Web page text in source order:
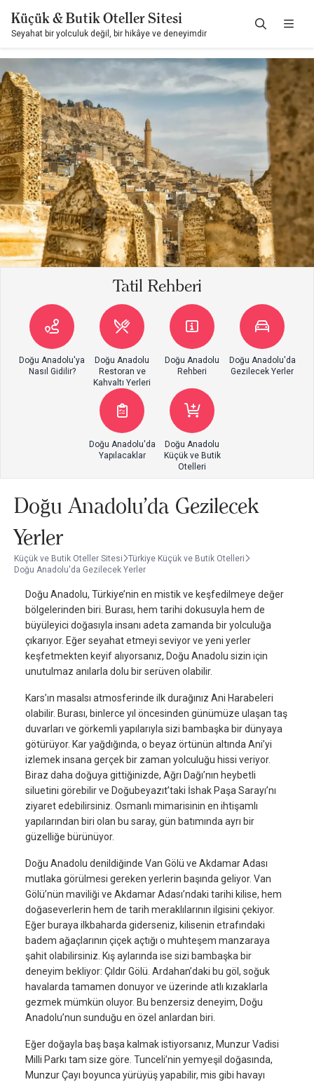
Küçük & Butik Oteller Sitesi
Seyahat bir yolculuk değil, bir hikâye ve deneyimdir
Tatil Rehberi
Doğu Anadolu'ya
Nasıl Gidilir?
Doğu Anadolu
Restoran ve
Kahvaltı Yerleri
Doğu Anadolu
Rehberi
Doğu Anadolu'da
Gezilecek Yerler
Doğu Anadolu'da
Yapılacaklar
Doğu Anadolu
Küçük ve Butik
Otelleri
Doğu Anadolu'da Gezilecek
Yerler
Küçük ve Butik Oteller Sitesi
Türkiye Küçük ve Butik Otelleri
Doğu Anadolu'da Gezilecek Yerler
Doğu Anadolu, Türkiye’nin en mistik ve keşfedilmeye değer
bölgelerinden biri. Burası, hem tarihi dokusuyla hem de
büyüleyici doğasıyla insanı adeta zamanda bir yolculuğa
çıkarıyor. Eğer seyahat etmeyi seviyor ve yeni yerler
keşfetmekten keyif alıyorsanız, Doğu Anadolu sizin için
unutulmaz anılarla dolu bir serüven olabilir.
Kars’ın masalsı atmosferinde ilk durağınız Ani Harabeleri
olabilir. Burası, binlerce yıl öncesinden günümüze ulaşan taş
duvarları ve görkemli yapılarıyla sizi bambaşka bir dünyaya
götürüyor. Kar yağdığında, o beyaz örtünün altında Ani’yi
izlemek insana gerçek bir zaman yolculuğu hissi veriyor.
Biraz daha doğuya gittiğinizde, Ağrı Dağı’nın heybetli
siluetini görebilir ve Doğubeyazıt’taki İshak Paşa Sarayı’nı
ziyaret edebilirsiniz. Osmanlı mimarisinin en ihtişamlı
yapılarından biri olan bu saray, gün batımında ayrı bir
güzelliğe bürünüyor.
Doğu Anadolu denildiğinde Van Gölü ve Akdamar Adası
mutlaka görülmesi gereken yerlerin başında geliyor. Van
Gölü’nün maviliği ve Akdamar Adası’ndaki tarihi kilise, hem
doğaseverlerin hem de tarih meraklılarının ilgisini çekiyor.
Eğer buraya ilkbaharda giderseniz, kilisenin etrafındaki
badem ağaçlarının çiçek açtığı o muhteşem manzaraya
şahit olabilirsiniz. Kış aylarında ise sizi bambaşka bir
deneyim bekliyor: Çıldır Gölü. Ardahan’daki bu göl, soğuk
havalarda tamamen donuyor ve üzerinde atlı kızaklarla
gezmek mümkün oluyor. Bu benzersiz deneyim, Doğu
Anadolu’nun sunduğu en özel anlardan biri.
Eğer doğayla baş başa kalmak istiyorsanız, Munzur Vadisi
Milli Parkı tam size göre. Tunceli’nin yemyeşil doğasında,
Munzur Çayı boyunca yürüyüş yapabilir, mis gibi havayı